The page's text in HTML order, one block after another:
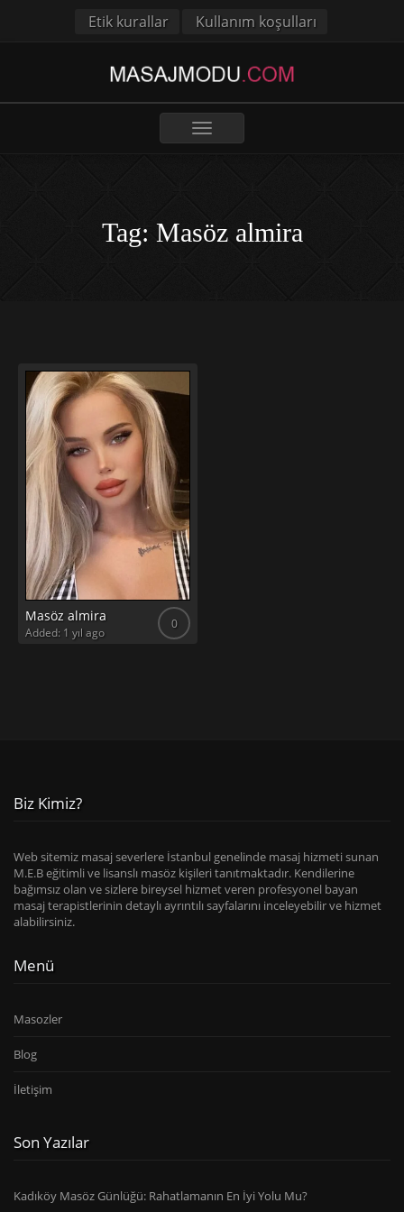
Etik kurallar Kullanım koşulları
Toggle
navigation
Tag: Masöz almira
Masöz almira 0
Added: 1 yıl ago
Biz Kimiz?
Web sitemiz masaj severlere İstanbul genelinde masaj hizmeti sunan
M.E.B eğitimli ve lisanslı masöz kişileri tanıtmaktadır. Kendilerine
bağımsız olan ve sizlere bireysel hizmet veren profesyonel bayan
masaj terapistlerinin detaylı ayrıntılı sayfalarını inceleyebilir ve hizmet
alabilirsiniz.
Menü
Masozler
Blog
İletişim
Son Yazılar
Kadıköy Masöz Günlüğü: Rahatlamanın En İyi Yolu Mu?